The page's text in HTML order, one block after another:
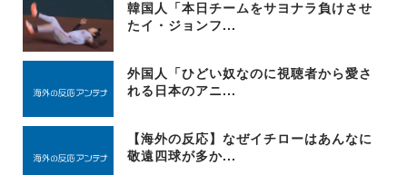
韓国人「本日チームをサヨナラ負けさせ
たイ・ジョンフ...
外国人「ひどい奴なのに視聴者から愛さ
れる日本のアニ...
【海外の反応】なぜイチローはあんなに
敬遠四球が多か...